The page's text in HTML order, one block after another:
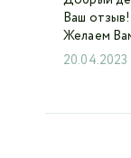
Ваш
Желаем
20.04.2023